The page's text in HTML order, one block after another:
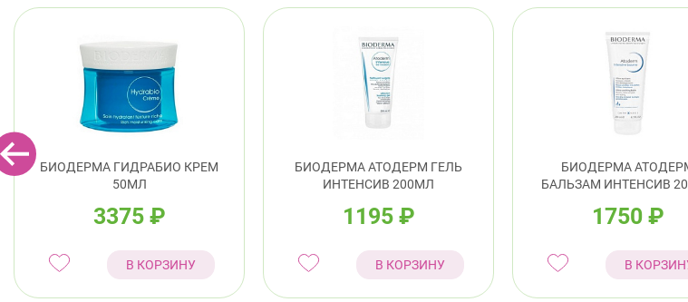
БИОДЕРМА ГИДРАБИО КРЕМ
50МЛ
3375 ₽
В КОРЗИНУ
БИОДЕРМА АТОДЕРМ ГЕЛЬ
ИНТЕНСИВ 200МЛ
1195 ₽
В КОРЗИНУ
БИОДЕРМА
БАЛЬЗАМ ИНТЕНСИВ
1750 ₽
В